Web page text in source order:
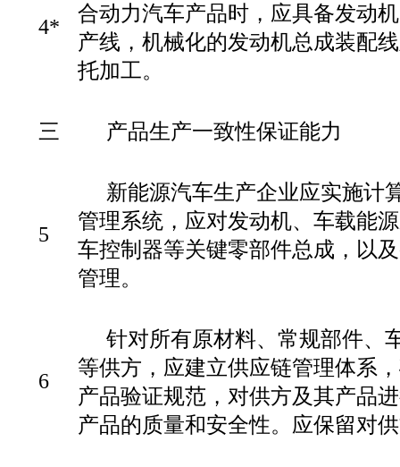
4*
合动力汽车产品时，应具备发动
产线，机械化的发动机总成装配
托加工。
三 产品生产一致性保证能力
5
新能源汽车生产企业应实施计
管理系统，应对发动机、车载能
车控制器等关键零部件总成，以
管理。
6
针对所有原材料、常规部件、
等供方，应建立供应链管理体系
产品验证规范，对供方及其产品
产品的质量和安全性。应保留对